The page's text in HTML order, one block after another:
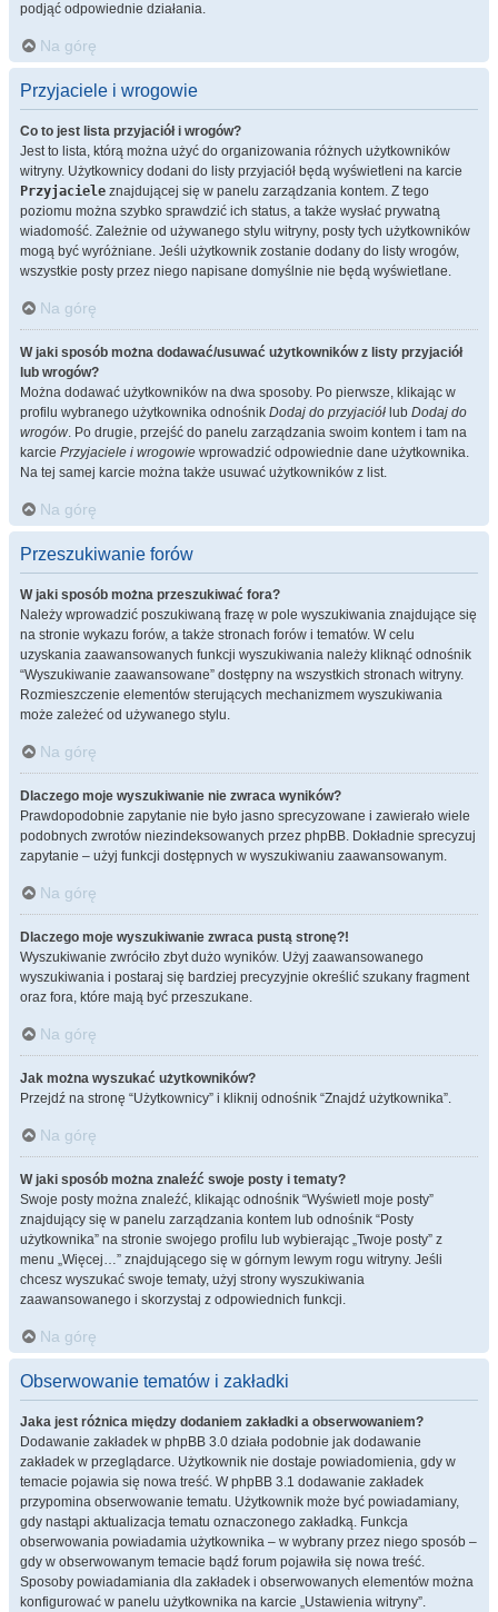
podjąć odpowiednie działania.
Na górę
Przyjaciele i wrogowie
Co to jest lista przyjaciół i wrogów?
Jest to lista, którą można użyć do organizowania różnych użytkowników
witryny. Użytkownicy dodani do listy przyjaciół będą wyświetleni na karcie
Przyjaciele znajdującej się w panelu zarządzania kontem. Z tego
poziomu można szybko sprawdzić ich status, a także wysłać prywatną
wiadomość. Zależnie od używanego stylu witryny, posty tych użytkowników
mogą być wyróżniane. Jeśli użytkownik zostanie dodany do listy wrogów,
wszystkie posty przez niego napisane domyślnie nie będą wyświetlane.
Na górę
W jaki sposób można dodawać/usuwać użytkowników z listy przyjaciół
lub wrogów?
Można dodawać użytkowników na dwa sposoby. Po pierwsze, klikając w
profilu wybranego użytkownika odnośnik Dodaj do przyjaciół lub Dodaj do
wrogów. Po drugie, przejść do panelu zarządzania swoim kontem i tam na
karcie Przyjaciele i wrogowie wprowadzić odpowiednie dane użytkownika.
Na tej samej karcie można także usuwać użytkowników z list.
Na górę
Przeszukiwanie forów
W jaki sposób można przeszukiwać fora?
Należy wprowadzić poszukiwaną frazę w pole wyszukiwania znajdujące się
na stronie wykazu forów, a także stronach forów i tematów. W celu
uzyskania zaawansowanych funkcji wyszukiwania należy kliknąć odnośnik
“Wyszukiwanie zaawansowane” dostępny na wszystkich stronach witryny.
Rozmieszczenie elementów sterujących mechanizmem wyszukiwania
może zależeć od używanego stylu.
Na górę
Dlaczego moje wyszukiwanie nie zwraca wyników?
Prawdopodobnie zapytanie nie było jasno sprecyzowane i zawierało wiele
podobnych zwrotów niezindeksowanych przez phpBB. Dokładnie sprecyzuj
zapytanie – użyj funkcji dostępnych w wyszukiwaniu zaawansowanym.
Na górę
Dlaczego moje wyszukiwanie zwraca pustą stronę?!
Wyszukiwanie zwróciło zbyt dużo wyników. Użyj zaawansowanego
wyszukiwania i postaraj się bardziej precyzyjnie określić szukany fragment
oraz fora, które mają być przeszukane.
Na górę
Jak można wyszukać użytkowników?
Przejdź na stronę “Użytkownicy” i kliknij odnośnik “Znajdź użytkownika”.
Na górę
W jaki sposób można znaleźć swoje posty i tematy?
Swoje posty można znaleźć, klikając odnośnik “Wyświetl moje posty”
znajdujący się w panelu zarządzania kontem lub odnośnik “Posty
użytkownika” na stronie swojego profilu lub wybierając „Twoje posty” z
menu „Więcej…” znajdującego się w górnym lewym rogu witryny. Jeśli
chcesz wyszukać swoje tematy, użyj strony wyszukiwania
zaawansowanego i skorzystaj z odpowiednich funkcji.
Na górę
Obserwowanie tematów i zakładki
Jaka jest różnica między dodaniem zakładki a obserwowaniem?
Dodawanie zakładek w phpBB 3.0 działa podobnie jak dodawanie
zakładek w przeglądarce. Użytkownik nie dostaje powiadomienia, gdy w
temacie pojawia się nowa treść. W phpBB 3.1 dodawanie zakładek
przypomina obserwowanie tematu. Użytkownik może być powiadamiany,
gdy nastąpi aktualizacja tematu oznaczonego zakładką. Funkcja
obserwowania powiadamia użytkownika – w wybrany przez niego sposób –
gdy w obserwowanym temacie bądź forum pojawiła się nowa treść.
Sposoby powiadamiania dla zakładek i obserwowanych elementów można
konfigurować w panelu użytkownika na karcie „Ustawienia witryny”.